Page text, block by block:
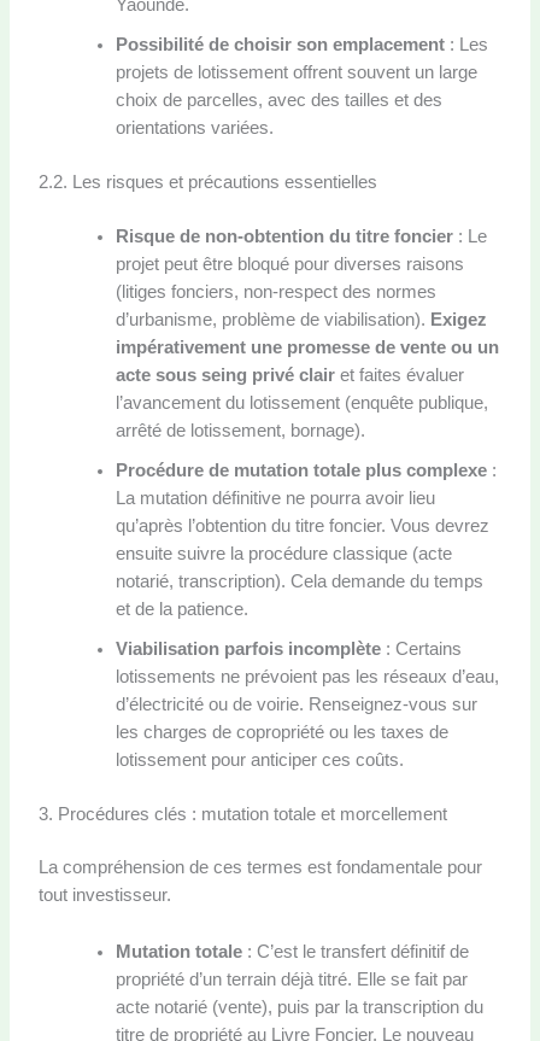
Yaoundé.
Possibilité de choisir son emplacement: Les
projets de lotissement offrent souvent un large
choix de parcelles, avec des tailles et des
orientations variées.
2.2. Les risques et précautions essentielles
Risque de non-obtention du titre foncier: Le
projet peut être bloqué pour diverses raisons
(litiges fonciers, non-respect des normes
d’urbanisme, problème de viabilisation). Exigez
impérativement une promesse de vente ou un
acte sous seing privé clairet faites évaluer
l’avancement du lotissement (enquête publique,
arrêté de lotissement, bornage).
Procédure de mutation totale plus complexe:
La mutation définitive ne pourra avoir lieu
qu’après l’obtention du titre foncier. Vous devrez
ensuite suivre la procédure classique (acte
notarié, transcription). Cela demande du temps
et de la patience.
Viabilisation parfois incomplète: Certains
lotissements ne prévoient pas les réseaux d’eau,
d’électricité ou de voirie. Renseignez-vous sur
les charges de copropriété ou les taxes de
lotissement pour anticiper ces coûts.
3. Procédures clés : mutation totale et morcellement
La compréhension de ces termes est fondamentale pour
tout investisseur.
Mutation totale: C’est le transfert définitif de
propriété d’un terrain déjà titré. Elle se fait par
acte notarié (vente), puis par la transcription du
titre de propriété au Livre Foncier. Le nouveau